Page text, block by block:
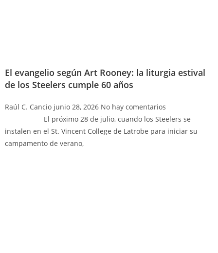
El evangelio según Art Rooney: la liturgia estival
de los Steelers cumple 60 años
Raúl C. Cancio junio 28, 2026 No hay comentarios
El próximo 28 de julio, cuando los Steelers se
instalen en el St. Vincent College de Latrobe para iniciar su
campamento de verano,